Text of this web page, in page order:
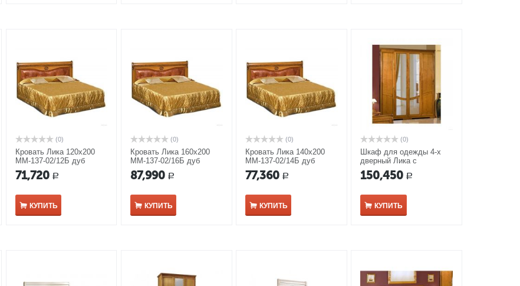
(0)
Кровать Лика 120х200
ММ-137-02/12Б дуб
медовый
71,720 Р
КУПИТЬ
(0)
Кровать Лика 160х200
ММ-137-02/16Б дуб
медовый
87,990 Р
КУПИТЬ
(0)
Кровать Лика 140х200
ММ-137-02/14Б дуб
медовый
77,360 Р
КУПИТЬ
(0)
Шкаф для одежды 4-х
дверный Лика с
зеркалом ММ-137-01/04
дуб медовый
150,450 Р
КУПИТЬ